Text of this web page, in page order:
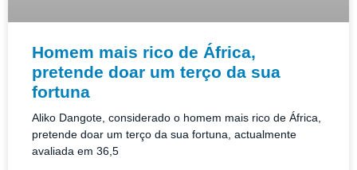
Homem mais rico de África,
pretende doar um terço da sua
fortuna
Aliko Dangote, considerado o homem mais rico de África,
pretende doar um terço da sua fortuna, actualmente
avaliada em 36,5